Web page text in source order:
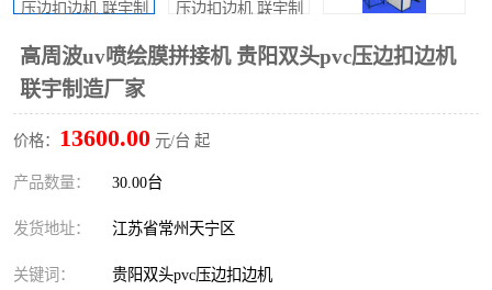
高周波uv喷绘膜拼接机 贵阳双头pvc压边扣边机
联宇制造厂家
价格： 13600.00 元/台 起
产品数量： 30.00台
发货地址： 江苏省常州天宁区
关键词： 贵阳双头pvc压边扣边机